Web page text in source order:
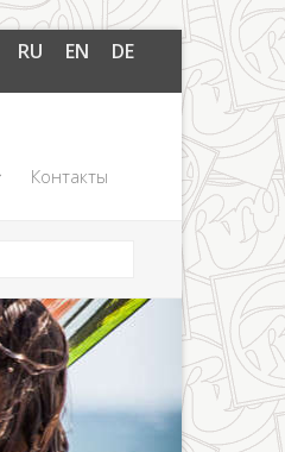
RU EN DE
Контакты